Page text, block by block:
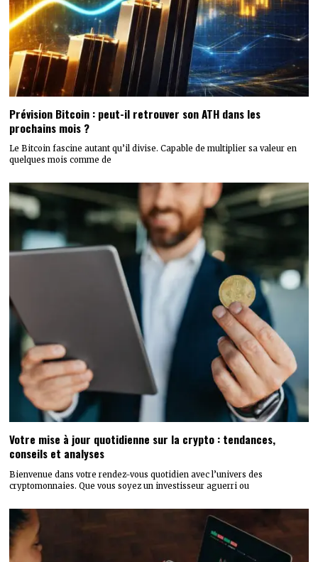
Prévision Bitcoin : peut-il retrouver son ATH dans les
prochains mois ?
Le Bitcoin fascine autant qu’il divise. Capable de multiplier sa valeur en
quelques mois comme de
Votre mise à jour quotidienne sur la crypto : tendances,
conseils et analyses
Bienvenue dans votre rendez-vous quotidien avec l’univers des
cryptomonnaies. Que vous soyez un investisseur aguerri ou